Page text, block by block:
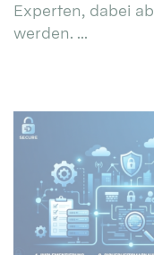
Experten, dabei
werden. ...